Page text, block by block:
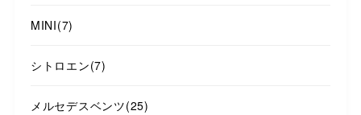
MINI(7)
シトロエン(7)
メルセデスベンツ(25)